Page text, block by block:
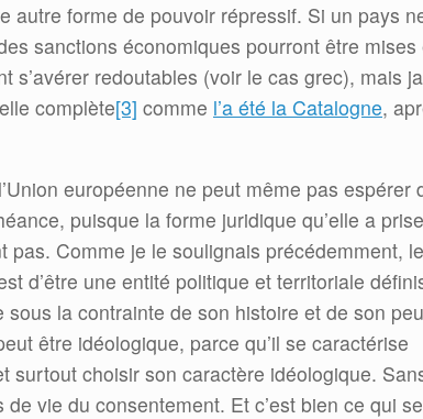
autre forme de pouvoir répressif. Si un pays
sanctions économiques pourront être mises
s’avérer redoutables (voir le cas grec), mais
complète[3] comme l’a été la Catalogne,
européenne ne peut même pas espérer
puisque la forme juridique qu’elle a
Comme je le soulignais précédemment, le
d’être une entité politique et territoriale
la contrainte de son histoire et de son
être idéologique, parce qu’il se caractérise
surtout choisir son caractère idéologique.
vie du consentement. Et c’est bien ce qui